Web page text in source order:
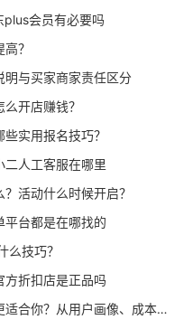
plus会员有必要吗
？
明与买家商家责任区分
开店赚钱？
实用报名技巧？
二人工客服在哪里
活动什么时候开启？
平台都是在哪找的
么技巧？
方折扣店是正品吗
用户画像、成本、流量策略全解读